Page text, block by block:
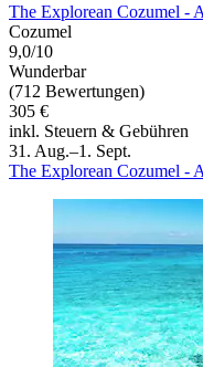
The Explorean Cozumel -
Cozumel
9,0/10
Wunderbar
(712 Bewertungen)
305 €
inkl. Steuern & Gebühren
31. Aug.–1. Sept.
The Explorean Cozumel -